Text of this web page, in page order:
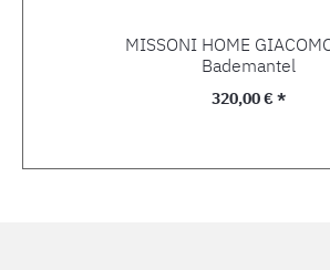
MISSONI HOME
Bademantel
Regulärer Preis:
320,00 € *